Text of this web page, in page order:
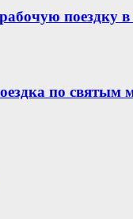
поездку
по святым